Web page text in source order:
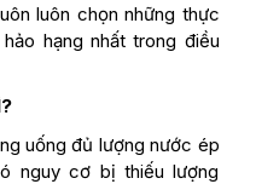
luôn chọn những thực
hạng nhất trong điều
uống đủ lượng nước ép
nguy cơ bị thiếu lượng